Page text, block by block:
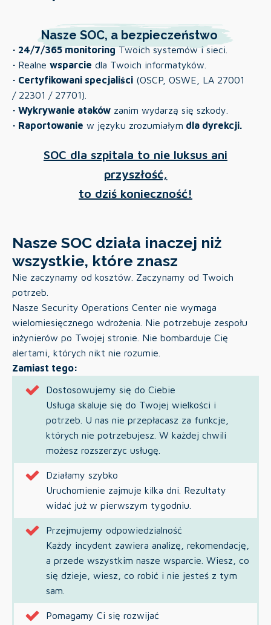
Nasze SOC, a bezpieczeństwo
· 24/7/365 monitoringTwoich systemów i sieci.
· Realne wsparcie dla Twoich informatyków.
· Certyfikowani specjaliści (OSCP, OSWE, LA 27001
/ 22301 / 27701).
· Wykrywanie ataków zanim wydarzą się szkody.
· Raportowanie w języku zrozumiałym dla dyrekcji.
SOC dla szpitala to nie luksus ani
przyszłość,
to dziś konieczność!
Nasze SOC działa inaczej niż
wszystkie, które znasz
Nie zaczynamy od kosztów. Zaczynamy od Twoich
potrzeb.
Nasze Security Operations Center nie wymaga
wielomiesięcznego wdrożenia. Nie potrzebuje zespołu
inżynierów po Twojej stronie. Nie bombarduje Cię
alertami, których nikt nie rozumie.
Zamiast tego:
Dostosowujemy się do Ciebie
Usługa skaluje się do Twojej wielkości i
potrzeb. U nas nie przepłacasz za funkcje,
których nie potrzebujesz. W każdej chwili
możesz rozszerzyc usługę.
Działamy szybko
Uruchomienie zajmuje kilka dni. Rezultaty
widać już w pierwszym tygodniu.
Przejmujemy odpowiedzialność
Każdy incydent zawiera analizę, rekomendację,
a przede wszystkim nasze wsparcie. Wiesz, co
się dzieje, wiesz, co robić i nie jesteś z tym
sam.
Pomagamy Ci się rozwijać